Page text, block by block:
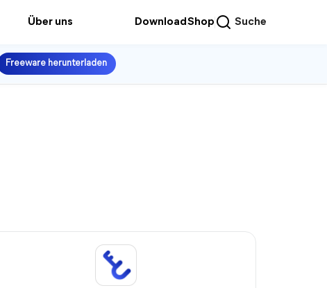
Über uns DownloadShop Suche
Freeware herunterladen